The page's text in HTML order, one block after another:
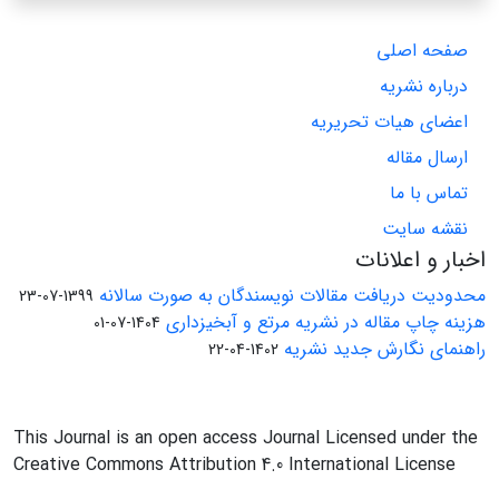
صفحه اصلی
درباره نشریه
اعضای هیات تحریریه
ارسال مقاله
تماس با ما
نقشه سایت
اخبار و اعلانات
محدودیت دریافت مقالات نویسندگان به صورت سالانه 1399-07-23
هزینه چاپ مقاله در نشریه مرتع و آبخیزداری 1404-07-01
راهنمای نگارش جدید نشریه 1402-04-22
This Journal is an open access Journal Licensed under the
Creative Commons Attribution 4.0 International License